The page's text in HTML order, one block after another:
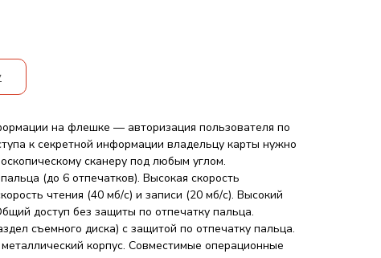
на флешке — авторизация пользователя по
к секретной информации владельцу карты нужно
сканеру под любым углом.
(до 6 отпечатков). Высокая скорость
чтения (40 мб/c) и записи (20 мб/с). Высокий
доступ без защиты по отпечатку пальца.
съемного диска) с защитой по отпечатку пальца.
корпус. Совместимые операционные